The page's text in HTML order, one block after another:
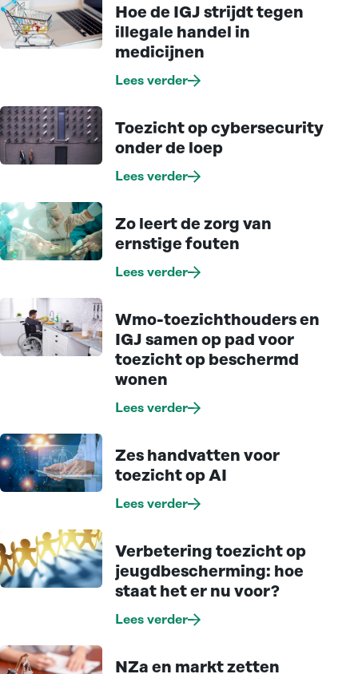
Hoe de IGJ strijdt tegen
illegale handel in
medicijnen
Lees verder
Toezicht op cybersecurity
onder de loep
Lees verder
Zo leert de zorg van
ernstige fouten
Lees verder
Wmo-toezichthouders en
IGJ samen op pad voor
toezicht op beschermd
wonen
Lees verder
Zes handvatten voor
toezicht op AI
Lees verder
Verbetering toezicht op
jeugdbescherming: hoe
staat het er nu voor?
Lees verder
NZa en markt zetten